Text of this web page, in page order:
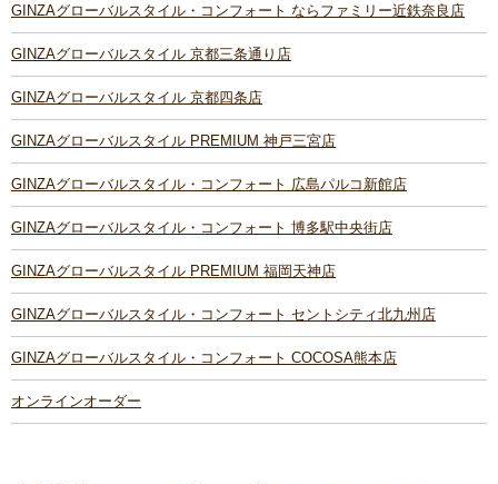
GINZAグローバルスタイル・コンフォート ならファミリー近鉄奈良店
GINZAグローバルスタイル 京都三条通り店
GINZAグローバルスタイル 京都四条店
GINZAグローバルスタイル PREMIUM 神戸三宮店
GINZAグローバルスタイル・コンフォート 広島パルコ新館店
GINZAグローバルスタイル・コンフォート 博多駅中央街店
GINZAグローバルスタイル PREMIUM 福岡天神店
GINZAグローバルスタイル・コンフォート セントシティ北九州店
GINZAグローバルスタイル・コンフォート COCOSA熊本店
オンラインオーダー